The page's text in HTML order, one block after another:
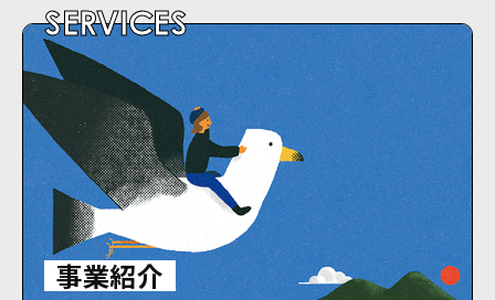
SERVICES
事業紹介